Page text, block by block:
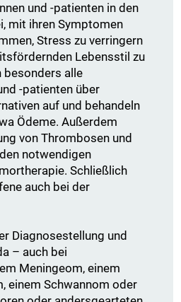
und -patienten in den
mit ihren Symptomen
Stress zu verringern
Lebensstil zu
besonders alle
-patienten über
auf und behandeln
Ödeme. Außerdem
von Thrombosen und
notwendigen
Schließlich
auch bei der
Diagnosestellung und
– auch bei
Meningeom, einem
einem Schwannom oder